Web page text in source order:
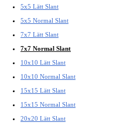
5x5 Lätt Slant
5x5 Normal Slant
7x7 Lätt Slant
7x7 Normal Slant
10x10 Lätt Slant
10x10 Normal Slant
15x15 Lätt Slant
15x15 Normal Slant
20x20 Lätt Slant